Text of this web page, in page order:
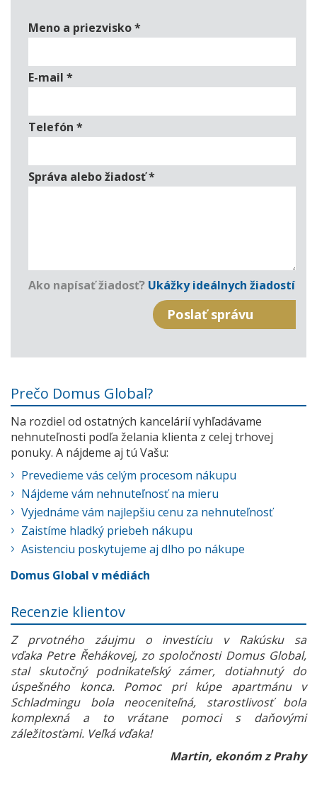
Meno a priezvisko*
E-mail *
Telefón *
Správa alebo žiadosť*
Ako napísať žiadosť? Ukážky ideálnych žiadostí
Prečo Domus Global?
Na rozdiel od ostatných kancelárií vyhľadávame
nehnuteľnosti podľa želania klienta z celej trhovej
ponuky. A nájdeme aj tú Vašu:
Prevedieme vás celým procesom nákupu
Nájdeme vám nehnuteľnosť na mieru
Vyjednáme vám najlepšiu cenu za nehnuteľnosť
Zaistíme hladký priebeh nákupu
Asistenciu poskytujeme aj dlho po nákupe
Domus Global v médiách
Recenzie klientov
Z prvotného záujmu o investíciu v Rakúsku sa
vďaka Petre Řehákovej, zo spoločnosti Domus Global,
stal skutočný podnikateľský zámer, dotiahnutý do
úspešného konca. Pomoc pri kúpe apartmánu v
Schladmingu bola neoceniteľná, starostlivosť bola
komplexná a to vrátane pomoci s daňovými
záležitosťami. Veľká vďaka!
Martin, ekonóm z Prahy